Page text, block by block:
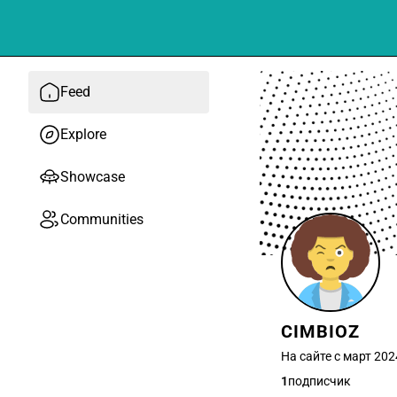
Feed
Explore
Showcase
Communities
CIMBIOZ
На сайте с март
1подписчик